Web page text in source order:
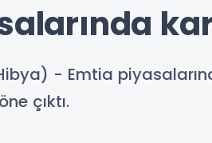
- Emtia
çıktı.